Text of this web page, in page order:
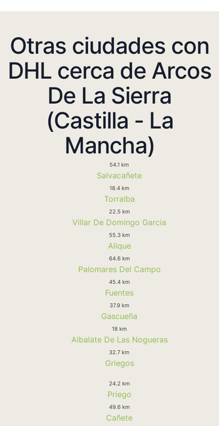
Otras ciudades con
DHL cerca de Arcos
De La Sierra
(Castilla - La
Mancha)
54.1 km
Salvacañete
18.4 km
Torralba
22.5 km
Villar De Domingo Garcia
55.3 km
Alique
64.6 km
Palomares Del Campo
45.4 km
Fuentes
37.9 km
Gascueña
18 km
Albalate De Las Nogueras
32.7 km
Griegos
24.2 km
Priego
49.6 km
Cañete